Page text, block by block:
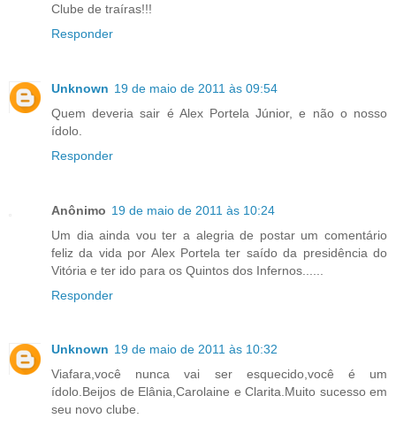
Clube de traíras!!!
Responder
Unknown 19 de maio de 2011 às 09:54
Quem deveria sair é Alex Portela Júnior, e não o nosso
ídolo.
Responder
Anônimo 19 de maio de 2011 às 10:24
Um dia ainda vou ter a alegria de postar um comentário
feliz da vida por Alex Portela ter saído da presidência do
Vitória e ter ido para os Quintos dos Infernos......
Responder
Unknown 19 de maio de 2011 às 10:32
Viafara,você nunca vai ser esquecido,você é um
ídolo.Beijos de Elânia,Carolaine e Clarita.Muito sucesso em
seu novo clube.